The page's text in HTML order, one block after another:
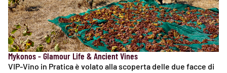
Mykonos - Glamour Life & Ancient Vines
VIP-Vino in Pratica è volato alla scoperta delle due facce di